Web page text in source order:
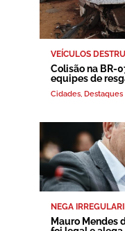
VEÍCULOS
Colisão na BR-
equipes de
Cidades Destaques
NEGA
Mauro Mendes